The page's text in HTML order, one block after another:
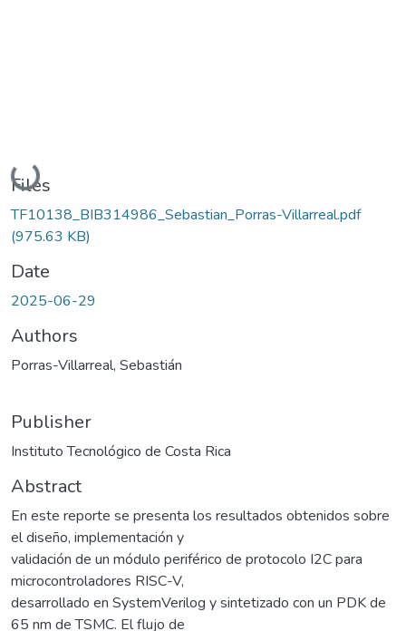
Loading...
Files
TF10138_BIB314986_Sebastian_Porras-Villarreal.pdf
(975.63 KB)
Date
2025-06-29
Authors
Porras-Villarreal, Sebastián
Publisher
Instituto Tecnológico de Costa Rica
Abstract
En este reporte se presenta los resultados obtenidos sobre
el diseño, implementación y
validación de un módulo periférico de protocolo I2C para
microcontroladores RISC-V,
desarrollado en SystemVerilog y sintetizado con un PDK de
65 nm de TSMC. El flujo de